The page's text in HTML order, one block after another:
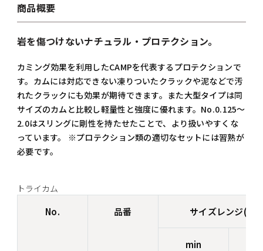
商品概要
岩を傷つけないナチュラル・プロテクション。
カミング効果を利用したCAMPを代表するプロテクションで
す。カムには対応できない凍りついたクラックや泥などで汚
れたクラックにも効果が期待できます。また大型タイプは同
サイズのカムと比較し軽量性と強度に優れます。No.0.125～
2.0はスリングに剛性を持たせたことで、より扱いやすくな
っています。 ※プロテクション類の適切なセットには習熟が
必要です。
トライカム
No. 品番 サイズレンジ
min